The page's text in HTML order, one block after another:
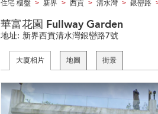
住宅 樓盤 > 新界 > 西貢 > 清水灣 > 銀巒路
華富花園 Fullway Garden
地址: 新界西貢清水灣銀巒路7號
大廈相片 地圖 街景